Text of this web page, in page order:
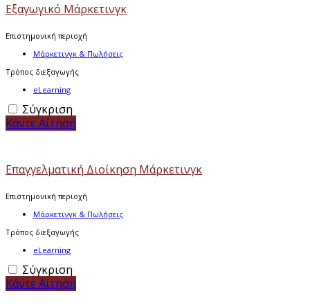
Εξαγωγικό Μάρκετινγκ
Επιστημονική περιοχή
Μάρκετινγκ & Πωλήσεις
Τρόπος διεξαγωγής
eLearning
Σύγκριση
Κάντε Αίτηση
Επαγγελματική Διοίκηση Μάρκετινγκ
Επιστημονική περιοχή
Μάρκετινγκ & Πωλήσεις
Τρόπος διεξαγωγής
eLearning
Σύγκριση
Κάντε Αίτηση